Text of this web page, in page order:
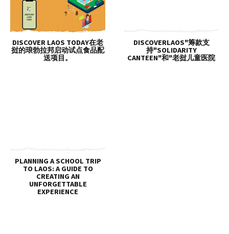
DISCOVER LAOS TODAY在老
挝的琅勃拉邦启动试点食品配
送项目。
DISCOVERLAOS"筹款支
持"SOLIDARITY
CANTEEN"和"老挝儿童医院
PLANNING A SCHOOL TRIP
TO LAOS: A GUIDE TO
CREATING AN
UNFORGETTABLE
EXPERIENCE